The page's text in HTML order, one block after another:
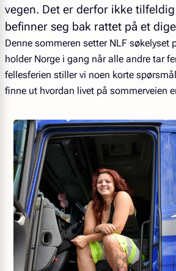
vegen. Det er derfor ikke
befinner seg bak rattet på et
Denne sommeren setter NLF søkelyset
holder Norge i gang når alle andre tar
fellesferien stiller vi noen korte
finne ut hvordan livet på sommerveien